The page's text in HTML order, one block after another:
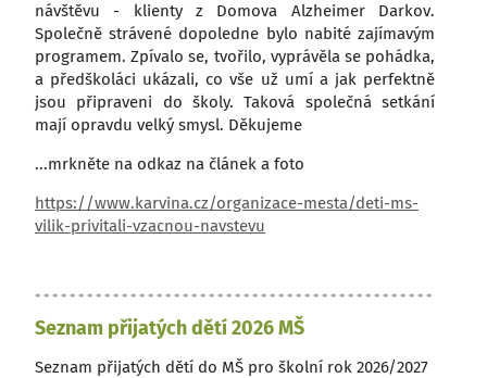
návštěvu - klienty z Domova Alzheimer Darkov.
Společně strávené dopoledne bylo nabité zajímavým
programem. Zpívalo se, tvořilo, vyprávěla se pohádka,
a předškoláci ukázali, co vše už umí a jak perfektně
jsou připraveni do školy. Taková společná setkání
mají opravdu velký smysl. Děkujeme
...mrkněte na odkaz na článek a foto
https://www.karvina.cz/organizace-mesta/deti-ms-
vilik-privitali-vzacnou-navstevu
Seznam přijatých dětí 2026 MŠ
Seznam přijatých dětí do MŠ pro školní rok 2026/2027